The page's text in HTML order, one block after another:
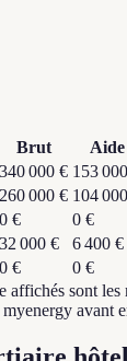
Brut Aide
340 000 € 153
260 000 € 104
0 € 0 €
32 000 € 6 400 €
0 € 0 €
sont les
avant